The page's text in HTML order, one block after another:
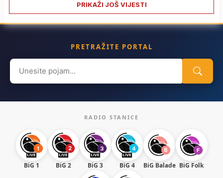
PRIKAŽI JOŠ VIJESTI
PRETRAŽITE PORTAL
Search
for:
RADIO STANICE
BiG 1 BiG 2 BiG 3 BiG 4 BiG Balade BiG Folk